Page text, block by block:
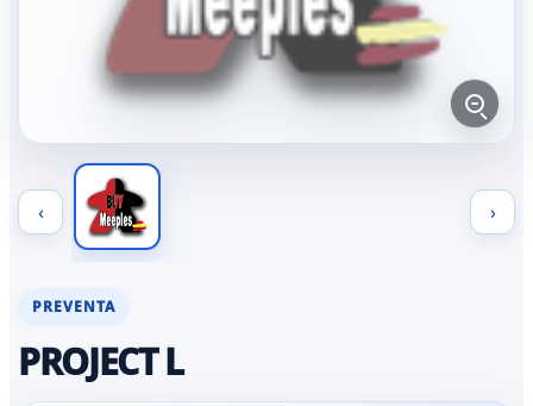
‹ ›
PREVENTA
PROJECT L